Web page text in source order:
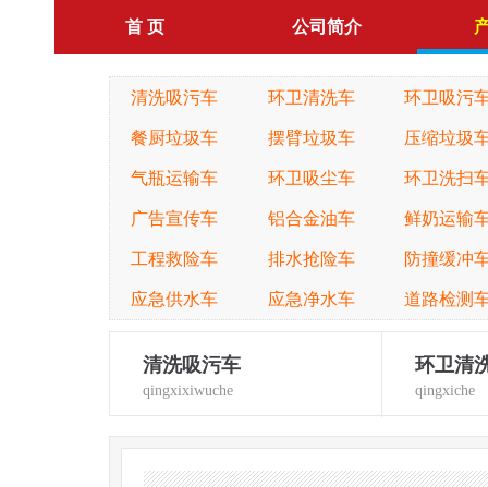
首 页 公司简介
清洗吸污车 环卫清洗车 环卫吸污
餐厨垃圾车 摆臂垃圾车 压缩垃圾
气瓶运输车 环卫吸尘车 环卫洗扫
广告宣传车 铝合金油车 鲜奶运输
工程救险车 排水抢险车 防撞缓冲
应急供水车 应急净水车 道路检测
清洗吸污车
qingxixiwuche
环卫清
qingxiche